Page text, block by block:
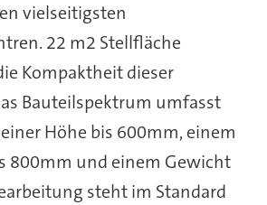
vielseitigsten
22 m2 Stellfläche
Kompaktheit dieser
Bauteilspektrum umfasst
Höhe bis 600mm, einem
800mm und einem Gewicht
steht im Standard